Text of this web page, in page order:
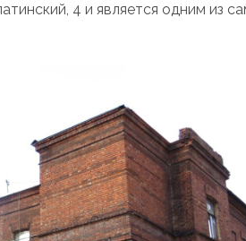
4 и является одним из